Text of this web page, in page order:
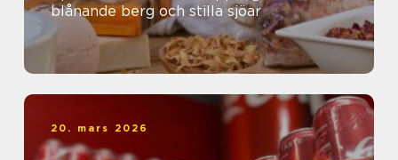
blånande berg och stilla sjöar
20. mars 2026